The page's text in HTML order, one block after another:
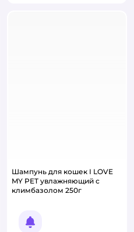
Шампунь для кошек I LOVE
MY PET увлажняющий с
климбазолом 250г
Уведомить о появлении